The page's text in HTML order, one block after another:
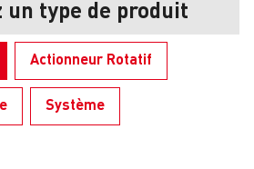
un type de produit
Actionneur Rotatif
Système